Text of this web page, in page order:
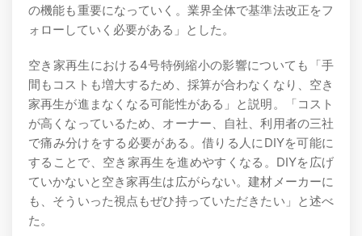
の機能も重要になっていく。業界全体で基準法改正をフ
ォローしていく必要がある」とした。
空き家再生における4号特例縮小の影響についても「手
間もコストも増大するため、採算が合わなくなり、空き
家再生が進まなくなる可能性がある」と説明。「コスト
が高くなっているため、オーナー、自社、利用者の三社
で痛み分けをする必要がある。借りる人にDIYを可能に
することで、空き家再生を進めやすくなる。DIYを広げ
ていかないと空き家再生は広がらない。建材メーカーに
も、そういった視点もぜひ持っていただきたい」と述べ
た。